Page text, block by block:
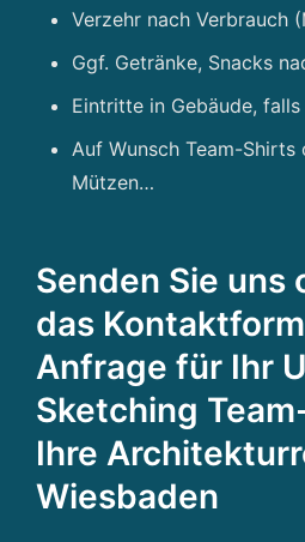
Verzehr nach Verbrauch
Ggf. Getränke, Snacks
Eintritte in Gebäude,
Auf Wunsch Team-Shirts
Mützen…
Senden Sie uns
das
Anfrage für Ihr
Sketching
Ihre
Wiesbaden